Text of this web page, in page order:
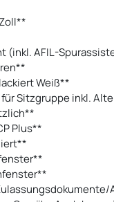
(inkl. AFIL-
Weiß**
Sitzgruppe inkl.
Plus**